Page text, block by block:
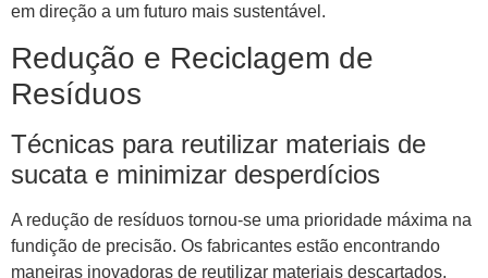
em direção a um futuro mais sustentável.
Redução e Reciclagem de
Resíduos
Técnicas para reutilizar materiais de
sucata e minimizar desperdícios
A redução de resíduos tornou-se uma prioridade máxima na
fundição de precisão. Os fabricantes estão encontrando
maneiras inovadoras de reutilizar materiais descartados,